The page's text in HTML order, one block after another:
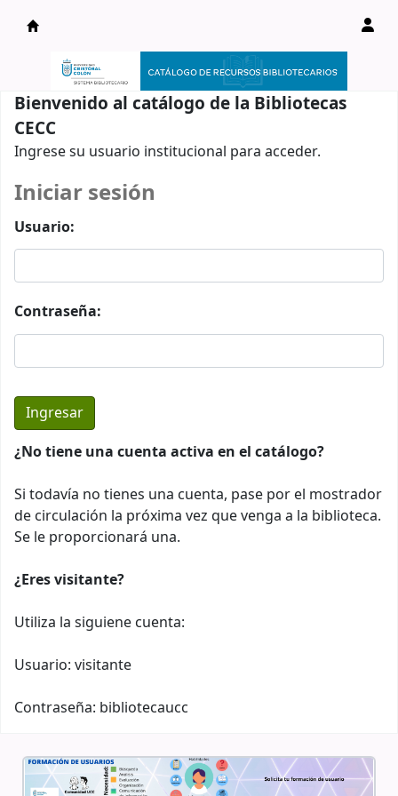
Catálogo en línea
Bienvenido al catálogo de la Bibliotecas
CECC
Ingrese su usuario institucional para acceder.
Iniciar sesión
Usuario:
Contraseña:
¿No tiene una cuenta activa en el catálogo?
Si todavía no tienes una cuenta, pase por el mostrador
de circulación la próxima vez que venga a la biblioteca.
Se le proporcionará una.
¿Eres visitante?
Utiliza la siguiene cuenta:
Usuario: visitante
Contraseña: bibliotecaucc